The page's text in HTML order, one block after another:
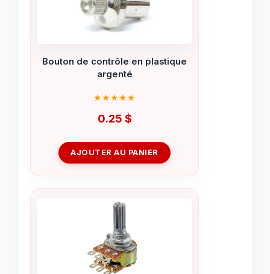
Bouton de contrôle en plastique
argenté
0.25 $
AJOUTER AU PANIER